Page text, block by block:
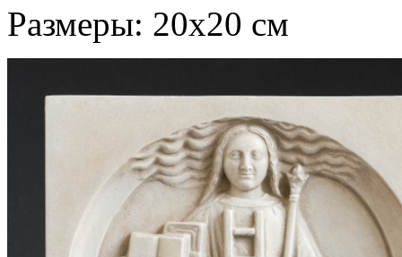
Размеры: 20х20 см